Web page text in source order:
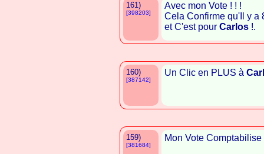
161)
[398203]
Avec mon Vote ! ! !
Cela Confirme qu'Il y a
et C'est pour Carlos !.
160)
[387142]
Un Clic en PLUS à
159)
[381684]
Mon Vote